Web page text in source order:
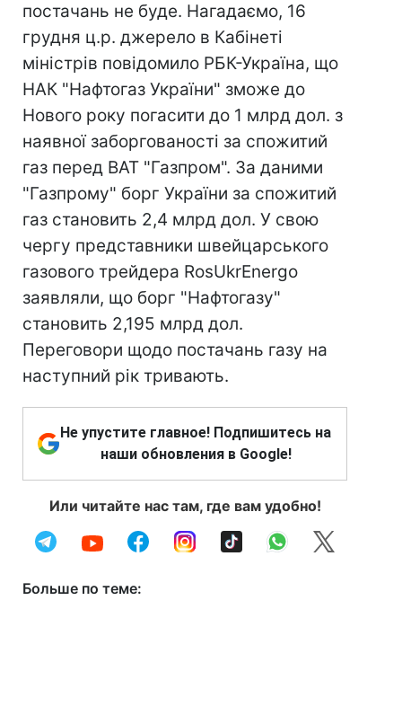
постачань не буде. Нагадаємо, 16
грудня ц.р. джерело в Кабінеті
міністрів повідомило РБК-Україна, що
НАК "Нафтогаз України" зможе до
Нового року погасити до 1 млрд дол. з
наявної заборгованості за спожитий
газ перед ВАТ "Газпром". За даними
"Газпрому" борг України за спожитий
газ становить 2,4 млрд дол. У свою
чергу представники швейцарського
газового трейдера RosUkrEnergo
заявляли, що борг "Нафтогазу"
становить 2,195 млрд дол.
Переговори щодо постачань газу на
наступний рік тривають.
Не упустите главное! Подпишитесь на
наши обновления в Google!
Или читайте нас там, где вам удобно!
Больше по теме: